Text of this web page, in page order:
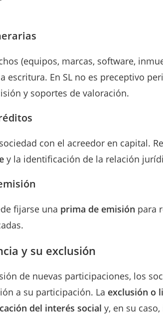
(equipos, marcas, software,
escritura. En SL no es preceptivo
y soportes de valoración.
con el acreedor en capital.
y la identificación de la relación
fijarse una prima de emisión para
y su exclusión
de nuevas participaciones, los
a su participación. La exclusión o
del interés social y, en su